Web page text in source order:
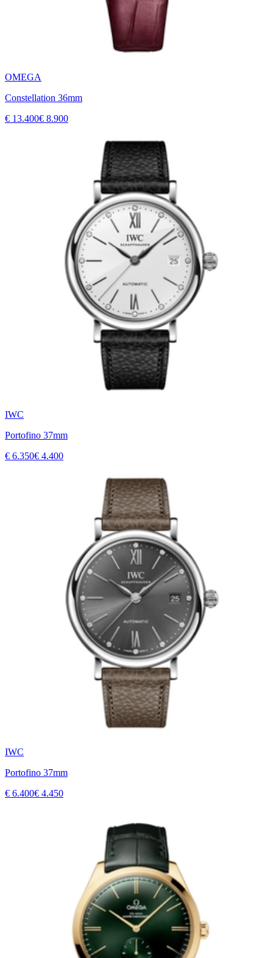
OMEGA
Constellation 36mm
€ 13.400€ 8.900
IWC
Portofino 37mm
€ 6.350€ 4.400
IWC
Portofino 37mm
€ 6.400€ 4.450